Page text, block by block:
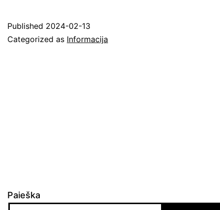
Published 2024-02-13
Categorized as Informacija
Paieška